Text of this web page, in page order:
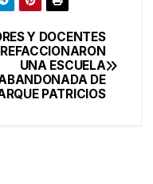
Y DOCENTES
REFACCIONARON
UNA ESCUELA
DE
PATRICIOS